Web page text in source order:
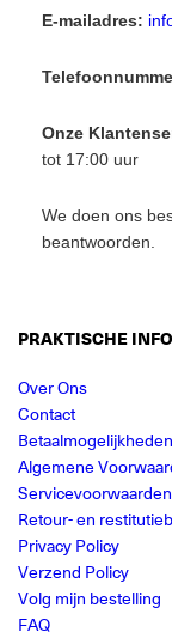
E-mailadres:
Onze
tot 17:00 uur
We doen ons
beantwoorden.
PRAKTISCHE INFO
Over Ons
Contact
Betaalmogelijkheden
Algemene
Servicevoorwaarden
Retour- en
Privacy Policy
Verzend Policy
Volg mijn bestelling
FAQ